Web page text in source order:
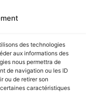
des technologies
aux informations des
nous permettra de
de navigation ou les ID
ou de retirer son
caractéristiques
de proximité
et
métropolitaine